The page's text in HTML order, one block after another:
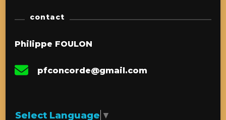
contact
Philippe FOULON
pfconcorde@gmail.com
Select Language ▼